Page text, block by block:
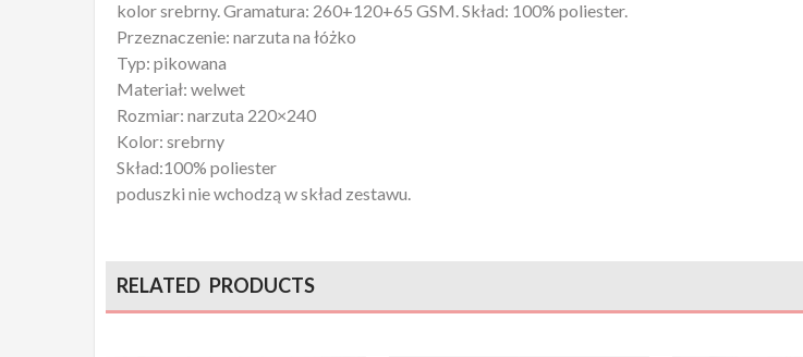
kolor srebrny. Gramatura: 260+120+65 GSM. Skład: 100% poliester.
Przeznaczenie: narzuta na łóżko
Typ: pikowana
Materiał: welwet
Rozmiar: narzuta 220×240
Kolor: srebrny
Skład:100% poliester
poduszki nie wchodzą w skład zestawu.
RELATED PRODUCTS